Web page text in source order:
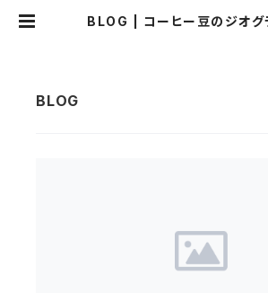
BLOG | コーヒー豆のジオグ